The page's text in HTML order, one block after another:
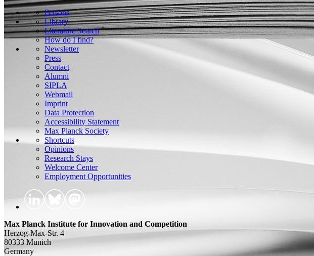
Persons
Library
Literature Search
How do I find?
Newsletter
Press
Contact
Alumni
SIPLA
Webmail
Imprint
Data Protection
Accessibility Statement
Max Planck Society
Shortcuts
Opinions
Research Stays
Welcome Center
Employment Opportunities
Max Planck Institute for Innovation and Competition
Herzog-Max-Str. 4
80333 Munich
Germany